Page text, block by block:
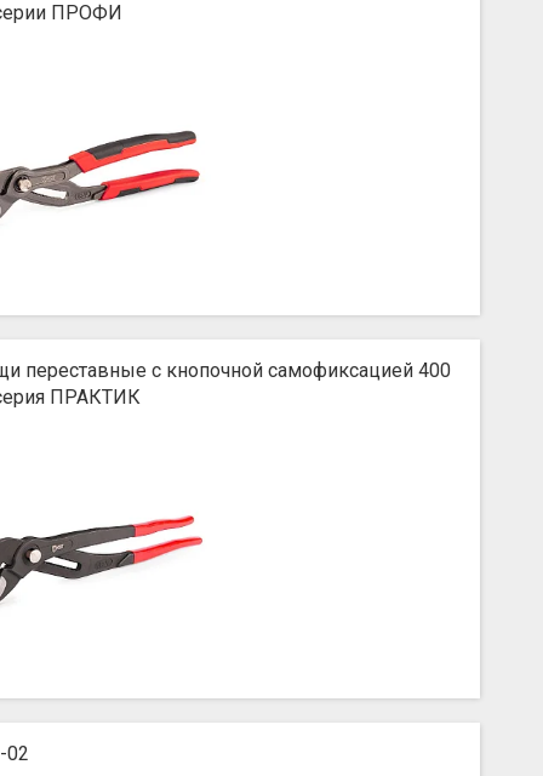
ПРОФИ
переставные с кнопочной самофиксацией 400
ПРАКТИК